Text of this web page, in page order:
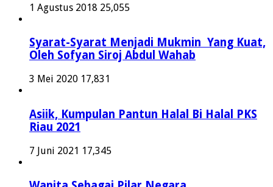
1 Agustus 2018 25,055
Syarat-Syarat Menjadi Mukmin Yang Kuat,
Oleh Sofyan Siroj Abdul Wahab
3 Mei 2020 17,831
Asiik, Kumpulan Pantun Halal Bi Halal PKS
Riau 2021
7 Juni 2021 17,345